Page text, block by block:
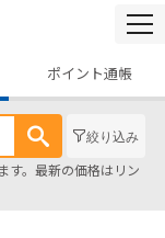
ポイント通帳
絞り込み
す。最新の価格はリン